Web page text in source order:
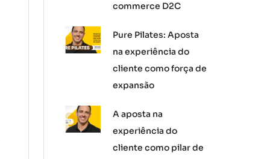
commerce D2C
Pure Pilates: Aposta
na experiência do
cliente como força de
expansão
A aposta na
experiência do
cliente como pilar de